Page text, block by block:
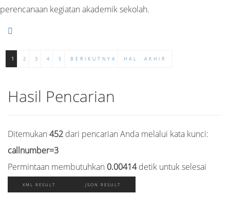
perencanaan kegiatan akademik sekolah.
1 2 3 4 5 BERIKUTNYA HAL. AKHIR
Hasil Pencarian
Ditemukan 452 dari pencarian Anda melalui kata kunci:
callnumber=3
Permintaan membutuhkan 0.00414detik untuk selesai
XML RESULT JSON RESULT